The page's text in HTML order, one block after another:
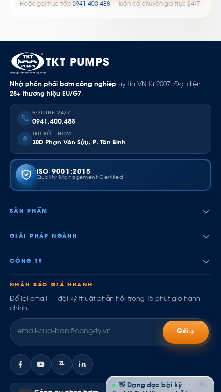
Hoặc gọi trực tiếp 0941 400 488— luôn có chuyên gia trực 24/7.
TKT PUMPS
Nhà phân phối bơm công nghiệp uy tín VN từ 2007. Đại diện
28+ thương hiệu EU/G7.
HOTLINE 24/7
0941.400.488
TRỤ SỞ · HCM
30D Phan Văn Sửu, P. Tân Bình
ISO 9001:2015
Quality Management Certified
SẢN PHẨM
GIẢI PHÁP NGÀNH
CÔNG TY
NHẬN BÁO GIÁ NHANH
Để lại email — đội kỹ thuật phản hồi trong 15 phút giờ hành
chính.
Gửi
ZL
✕
👋 Đang đọc bài kỹ